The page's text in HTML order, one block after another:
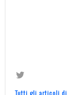
Tutti gli articoli di